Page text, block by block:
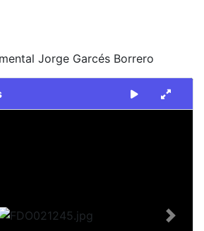
Jorge Garcés Borrero
Next